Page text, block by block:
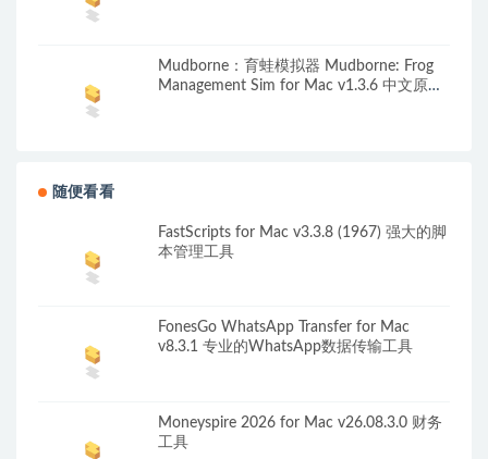
Mudborne：育蛙模拟器 Mudborne: Frog
Management Sim for Mac v1.3.6 中文原生
随便看看
FastScripts for Mac v3.3.8 (1967) 强大的脚
本管理工具
FonesGo WhatsApp Transfer for Mac
v8.3.1 专业的WhatsApp数据传输工具
Moneyspire 2026 for Mac v26.08.3.0 财务
工具